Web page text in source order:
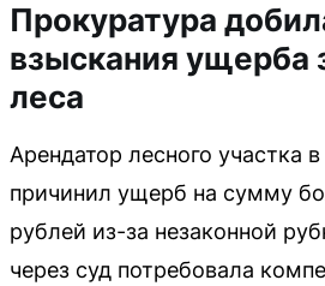
Прокуратура
взыскания ущерба
леса
Арендатор лесного участка
причинил ущерб на сумму
рублей из-за незаконной
через суд потребовала